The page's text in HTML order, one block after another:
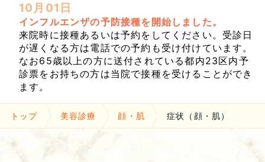
10月01日
インフルエンザの予防接種を開始しました。
来院時に接種あるいは予約をしてください。受診日
が遅くなる方は電話での予約も受け付けています。
なお65歳以上の方に送付されている都内23区内予
診票をお持ちの方は当院で接種を受けることができ
ます。
トップ 美容診療 顔・肌 症状（顔・肌）